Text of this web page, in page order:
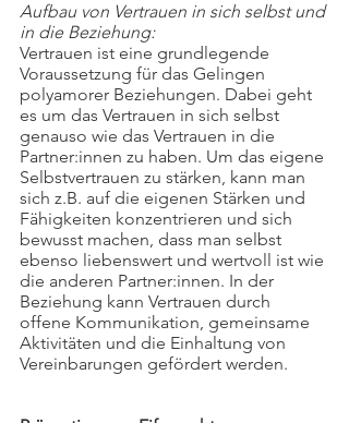
Aufbau von Vertrauen in sich selbst und
in die Beziehung:
Vertrauen ist eine grundlegende
Voraussetzung für das Gelingen
polyamorer Beziehungen. Dabei geht
es um das Vertrauen in sich selbst
genauso wie das Vertrauen in die
Partner:innen zu haben. Um das eigene
Selbstvertrauen zu stärken, kann man
sich z.B. auf die eigenen Stärken und
Fähigkeiten konzentrieren und sich
bewusst machen, dass man selbst
ebenso liebenswert und wertvoll ist wie
die anderen Partner:innen. In der
Beziehung kann Vertrauen durch
offene Kommunikation, gemeinsame
Aktivitäten und die Einhaltung von
Vereinbarungen gefördert werden.